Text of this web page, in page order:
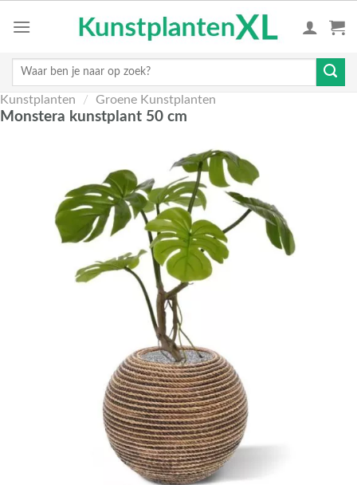
Zoeken
Kunstplanten / Groene Kunstplanten
Monstera kunstplant 50 cm